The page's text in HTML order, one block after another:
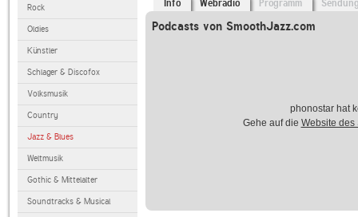
Rock
Oldies
Künstler
Schlager & Discofox
Volksmusik
Country
Jazz & Blues
Weltmusik
Gothic & Mittelalter
Soundtracks & Musical
Info Webradio Programm
Podcasts von SmoothJazz.com
phonostar hat
Gehe auf die Website des